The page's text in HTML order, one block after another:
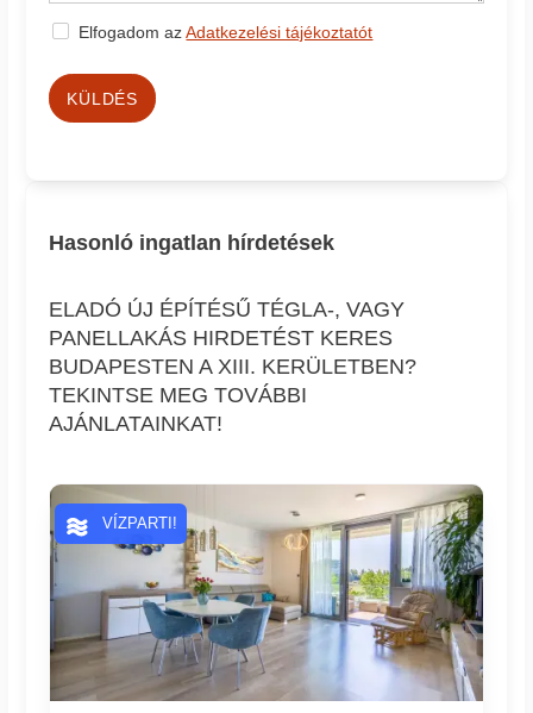
Elfogadom azAdatkezelési tájékoztatót
KÜLDÉS
Hasonló ingatlan hírdetések
ELADÓ ÚJ ÉPÍTÉSŰ TÉGLA-, VAGY
PANELLAKÁS HIRDETÉST KERES
BUDAPESTEN A XIII. KERÜLETBEN?
TEKINTSE MEG TOVÁBBI
AJÁNLATAINKAT!
VÍZPARTI!